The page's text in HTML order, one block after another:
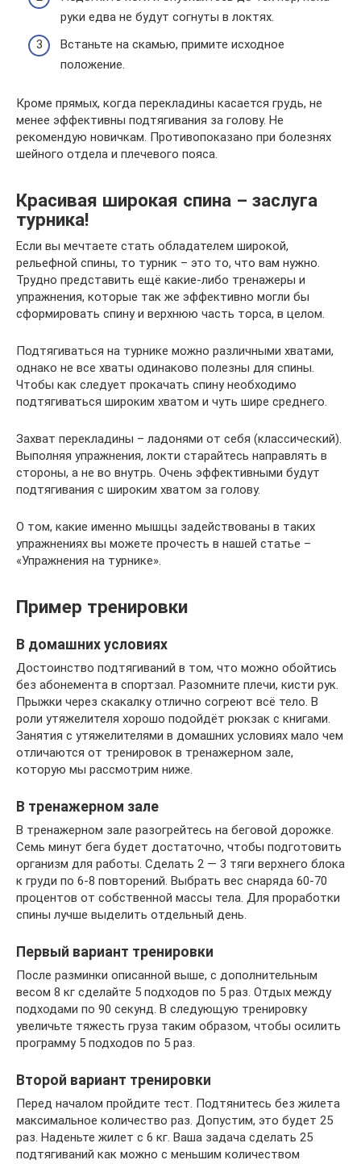
руки едва не будут согнуты в локтях.
Встаньте на скамью, примите исходное
положение.
Кроме прямых, когда перекладины касается грудь, не
менее эффективны подтягивания за голову. Не
рекомендую новичкам. Противопоказано при болезнях
шейного отдела и плечевого пояса.
Красивая широкая спина – заслуга
турника!
Если вы мечтаете стать обладателем широкой,
рельефной спины, то турник – это то, что вам нужно.
Трудно представить ещё какие-либо тренажеры и
упражнения, которые так же эффективно могли бы
сформировать спину и верхнюю часть торса, в целом.
Подтягиваться на турнике можно различными хватами,
однако не все хваты одинаково полезны для спины.
Чтобы как следует прокачать спину необходимо
подтягиваться широким хватом и чуть шире среднего.
Захват перекладины – ладонями от себя (классический).
Выполняя упражнения, локти старайтесь направлять в
стороны, а не во внутрь. Очень эффективными будут
подтягивания с широким хватом за голову.
О том, какие именно мышцы задействованы в таких
упражнениях вы можете прочесть в нашей статье –
«Упражнения на турнике».
Пример тренировки
В домашних условиях
Достоинство подтягиваний в том, что можно обойтись
без абонемента в спортзал. Разомните плечи, кисти рук.
Прыжки через скакалку отлично согреют всё тело. В
роли утяжелителя хорошо подойдёт рюкзак с книгами.
Занятия с утяжелителями в домашних условиях мало чем
отличаются от тренировок в тренажерном зале,
которую мы рассмотрим ниже.
В тренажерном зале
В тренажерном зале разогрейтесь на беговой дорожке.
Семь минут бега будет достаточно, чтобы подготовить
организм для работы. Сделать 2 — 3 тяги верхнего блока
к груди по 6-8 повторений. Выбрать вес снаряда 60-70
процентов от собственной массы тела. Для проработки
спины лучше выделить отдельный день.
Первый вариант тренировки
После разминки описанной выше, с дополнительным
весом 8 кг сделайте 5 подходов по 5 раз. Отдых между
подходами по 90 секунд. В следующую тренировку
увеличьте тяжесть груза таким образом, чтобы осилить
программу 5 подходов по 5 раз.
Второй вариант тренировки
Перед началом пройдите тест. Подтянитесь без жилета
максимальное количество раз. Допустим, это будет 25
раз. Наденьте жилет с 6 кг. Ваша задача сделать 25
подтягиваний как можно с меньшим количеством